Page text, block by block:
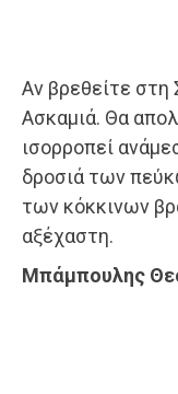
Αν βρεθείτε στη
Ασκαμιά. Θα
ισορροπεί
δροσιά των
των κόκκινων
αξέχαστη.
Μπάμπουλης